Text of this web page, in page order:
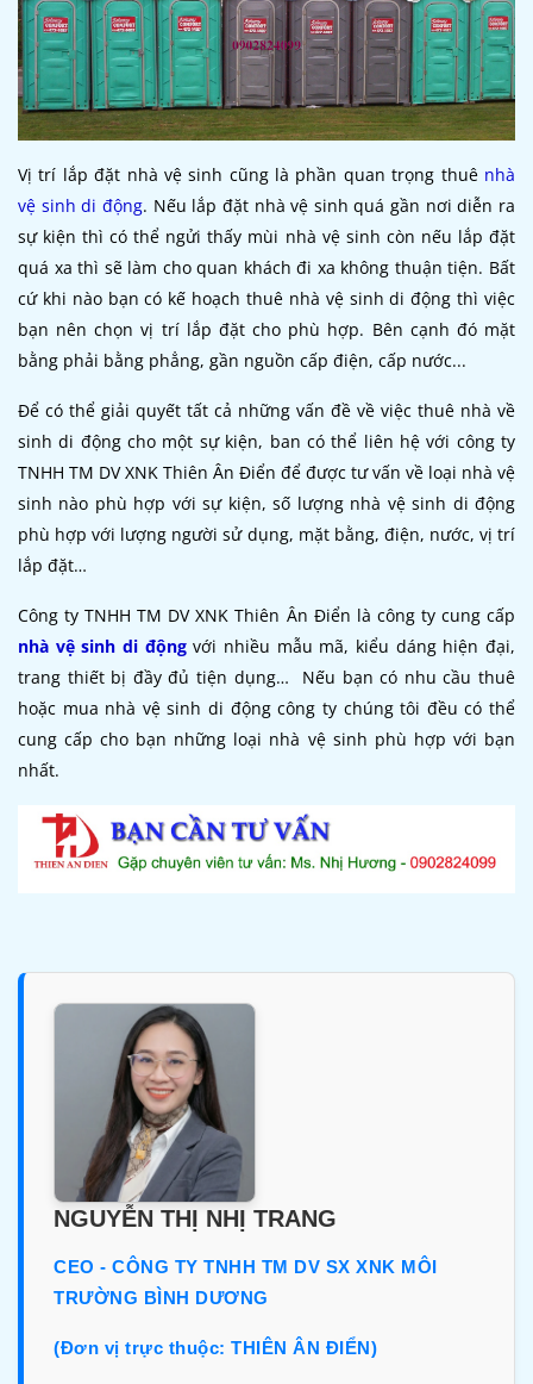
Vị trí lắp đặt nhà vệ sinh cũng là phần quan trọng thuê nhà
vệ sinh di động. Nếu lắp đặt nhà vệ sinh quá gần nơi diễn ra
sự kiện thì có thể ngửi thấy mùi nhà vệ sinh còn nếu lắp đặt
quá xa thì sẽ làm cho quan khách đi xa không thuận tiện. Bất
cứ khi nào bạn có kế hoạch thuê nhà vệ sinh di động thì việc
bạn nên chọn vị trí lắp đặt cho phù hợp. Bên cạnh đó mặt
bằng phải bằng phẳng, gần nguồn cấp điện, cấp nước...
Để có thể giải quyết tất cả những vấn đề về việc thuê nhà về
sinh di động cho một sự kiện, ban có thể liên hệ với công ty
TNHH TM DV XNK Thiên Ân Điển để được tư vấn về loại nhà vệ
sinh nào phù hợp với sự kiện, số lượng nhà vệ sinh di động
phù hợp với lượng người sử dụng, mặt bằng, điện, nước, vị trí
lắp đặt…
Công ty TNHH TM DV XNK Thiên Ân Điển là công ty cung cấp
nhà vệ sinh di độngvới nhiều mẫu mã, kiểu dáng hiện đại,
trang thiết bị đầy đủ tiện dụng… Nếu bạn có nhu cầu thuê
hoặc mua nhà vệ sinh di động công ty chúng tôi đều có thể
cung cấp cho bạn những loại nhà vệ sinh phù hợp với bạn
nhất.
NGUYỄN THỊ NHỊ TRANG
CEO - CÔNG TY TNHH TM DV SX XNK MÔI
TRƯỜNG BÌNH DƯƠNG
(Đơn vị trực thuộc: THIÊN ÂN ĐIỂN)